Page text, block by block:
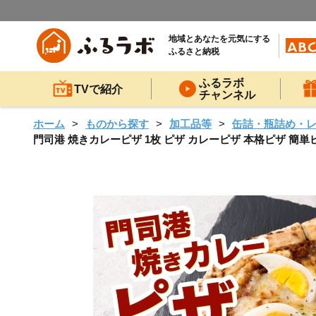
地域とあなたを元気にする
ふるさと納税
TVで紹介
ふるラボ
チャンネル
ホーム ものから探す 加工品等
缶詰・瓶詰め・
門司港 焼きカレーピザ 1枚 ピザ カレーピザ 本格ピザ 簡